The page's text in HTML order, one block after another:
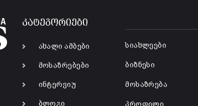
კატეგორიები
ახალი ამბები
მოსაზრებები
ინტერვიუ
ბლოგი
სიახლეები
ბიზნესი
მოსაზრება
პროფილი